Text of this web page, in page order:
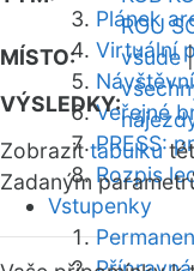
Plánek
Virtuální
Veřejné
PRESS:
Rozpis
Vstupenky
ROU
MÍSTO:
všude
VÝSLEDKY:
Zobrazittabulku
Zadaným